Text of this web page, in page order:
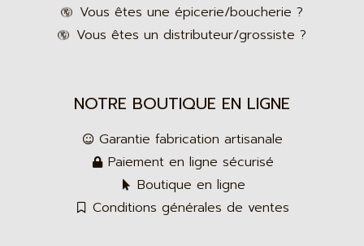
Vous êtes une épicerie/boucherie ?
Vous êtes un distributeur/grossiste ?
NOTRE BOUTIQUE EN LIGNE
Garantie fabrication artisanale
Paiement en ligne sécurisé
Boutique en ligne
Conditions générales de ventes